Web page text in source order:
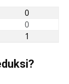
0
0
1